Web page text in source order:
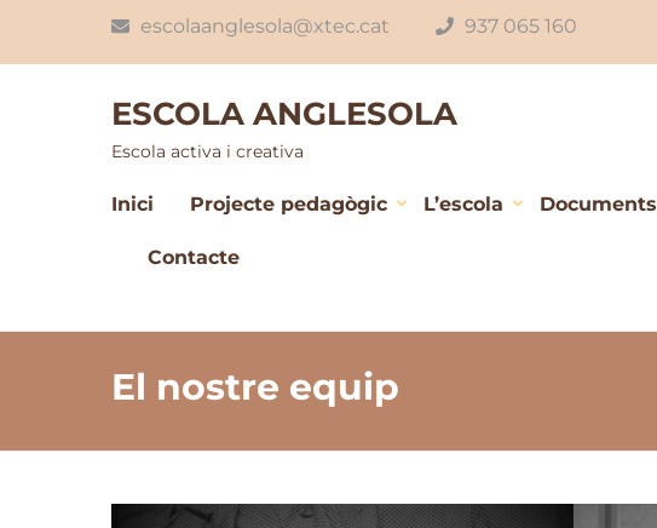
escolaanglesola@xtec.cat 937 065 160
ESCOLA ANGLESOLA
Escola activa i creativa
Inici Projecte pedagògic L’escola Documents
Contacte
El nostre equip